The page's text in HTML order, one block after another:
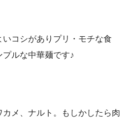
コシがありプリ・モチな食
ルな中華麺です♪
メ、ナルト。もしかしたら肉